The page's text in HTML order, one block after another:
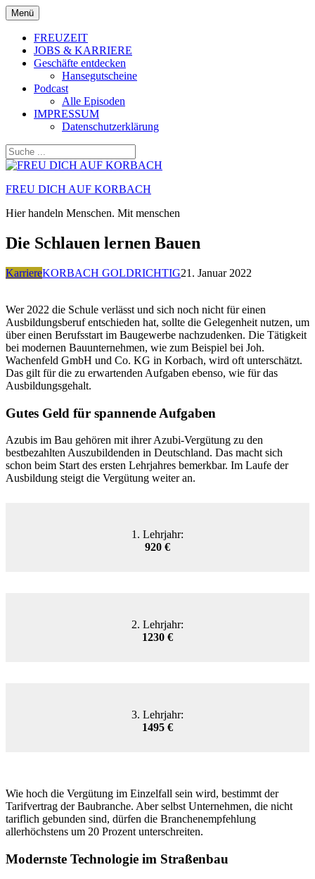
Zum
Inhalt
springen
Menü
FREUZEIT
JOBS & KARRIERE
Geschäfte entdecken
Hansegutscheine
Podcast
Alle Episoden
IMPRESSUM
Datenschutzerklärung
FREU DICH AUF KORBACH
Hier handeln Menschen. Mit menschen
Die Schlauen lernen Bauen
KarriereKORBACH GOLDRICHTIG21. Januar 2022
Wer 2022 die Schule verlässt und sich noch nicht für einen
Ausbildungsberuf entschieden hat, sollte die Gelegenheit nutzen, um
über einen Berufsstart im Baugewerbe nachzudenken. Die Tätigkeit
bei modernen Bauunternehmen, wie zum Beispiel bei Joh.
Wachenfeld GmbH und Co. KG in Korbach, wird oft unterschätzt.
Das gilt für die zu erwartenden Aufgaben ebenso, wie für das
Ausbildungsgehalt.
Gutes Geld für spannende Aufgaben
Azubis im Bau gehören mit ihrer Azubi-Vergütung zu den
bestbezahlten Auszubildenden in Deutschland. Das macht sich
schon beim Start des ersten Lehrjahres bemerkbar. Im Laufe der
Ausbildung steigt die Vergütung weiter an.
1. Lehrjahr:
920 €
2. Lehrjahr:
1230 €
3. Lehrjahr:
1495 €
Wie hoch die Vergütung im Einzelfall sein wird, bestimmt der
Tarifvertrag der Baubranche. Aber selbst Unternehmen, die nicht
tariflich gebunden sind, dürfen die Branchenempfehlung
allerhöchstens um 20 Prozent unterschreiten.
Modernste Technologie im Straßenbau